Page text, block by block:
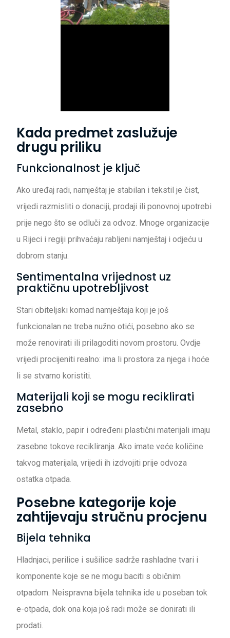
Kada predmet zaslužuje
drugu priliku
Funkcionalnost je ključ
Ako uređaj radi, namještaj je stabilan i tekstil je čist,
vrijedi razmisliti o donaciji, prodaji ili ponovnoj upotrebi
prije nego što se odluči za odvoz. Mnoge organizacije
u Rijeci i regiji prihvaćaju rabljeni namještaj i odjeću u
dobrom stanju.
Sentimentalna vrijednost uz
praktičnu upotrebljivost
Stari obiteljski komad namještaja koji je još
funkcionalan ne treba nužno otići, posebno ako se
može renovirati ili prilagoditi novom prostoru. Ovdje
vrijedi procijeniti realno: ima li prostora za njega i hoće
li se stvarno koristiti.
Materijali koji se mogu reciklirati
zasebno
Metal, staklo, papir i određeni plastični materijali imaju
zasebne tokove recikliranja. Ako imate veće količine
takvog materijala, vrijedi ih izdvojiti prije odvoza
ostatka otpada.
Posebne kategorije koje
zahtijevaju stručnu procjenu
Bijela tehnika
Hladnjaci, perilice i sušilice sadrže rashladne tvari i
komponente koje se ne mogu baciti s običnim
otpadom. Neispravna bijela tehnika ide u poseban tok
e-otpada, dok ona koja još radi može se donirati ili
prodati.